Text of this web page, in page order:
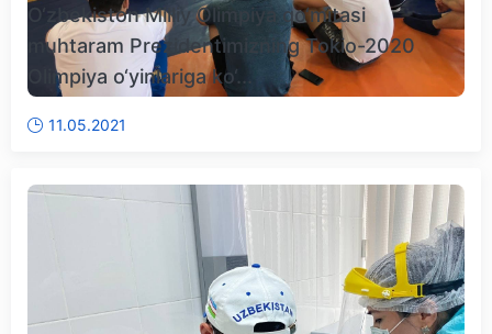
O‘zbekiston Milliy Olimpiya qo‘mitasi
muhtaram Prezidentimizning Tokio-2020
Olimpiya o‘yinlariga ko‘...
11.05.2021